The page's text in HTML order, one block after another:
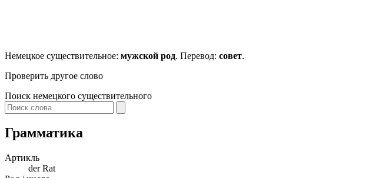
Немецкое существительное: мужской род. Перевод: совет.
Проверить другое слово
Поиск немецкого существительного
Грамматика
Артикль
derRat